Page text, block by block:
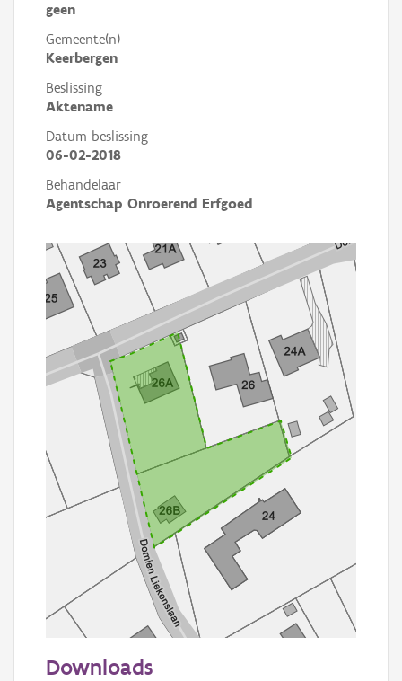
geen
Gemeente(n)
Keerbergen
Beslissing
Aktename
Datum beslissing
06-02-2018
Behandelaar
Agentschap Onroerend Erfgoed
Informatie Vlaanderen
Downloads